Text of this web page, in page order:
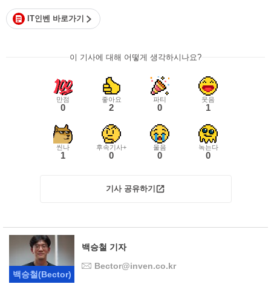
IT인벤 바로가기
이 기사에 대해 어떻게 생각하시나요?
만점
0
좋아요
2
파티
0
웃음
1
씬나
1
후속기사+
0
울음
0
녹는다
0
기사 공유하기
백승철(Bector)
백승철 기자
Bector@inven.co.kr